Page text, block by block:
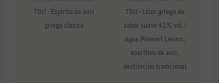
70cl - Espíritu de anís
griego clásico
70cl - Licor griego de
sabor suave 42% vol. |
Agua Plomari Lesvos,
aperitivo de anís,
destilación tradicional